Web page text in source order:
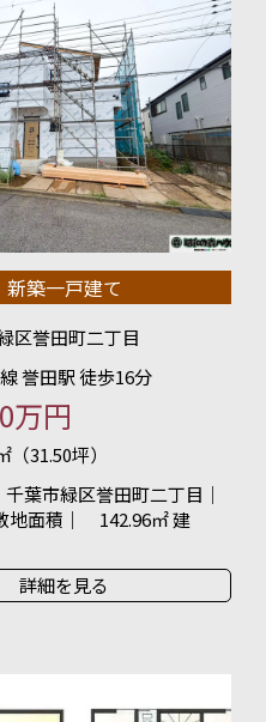
新築一戸建て
区誉田町二丁目
誉田駅 徒歩16分
万円
（31.50坪）
千葉市緑区誉田町二丁目｜
地面積｜ 142.96㎡ 建
詳細を見る